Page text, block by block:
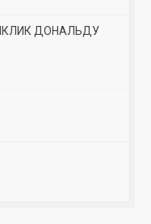
ДОНАЛЬДУ